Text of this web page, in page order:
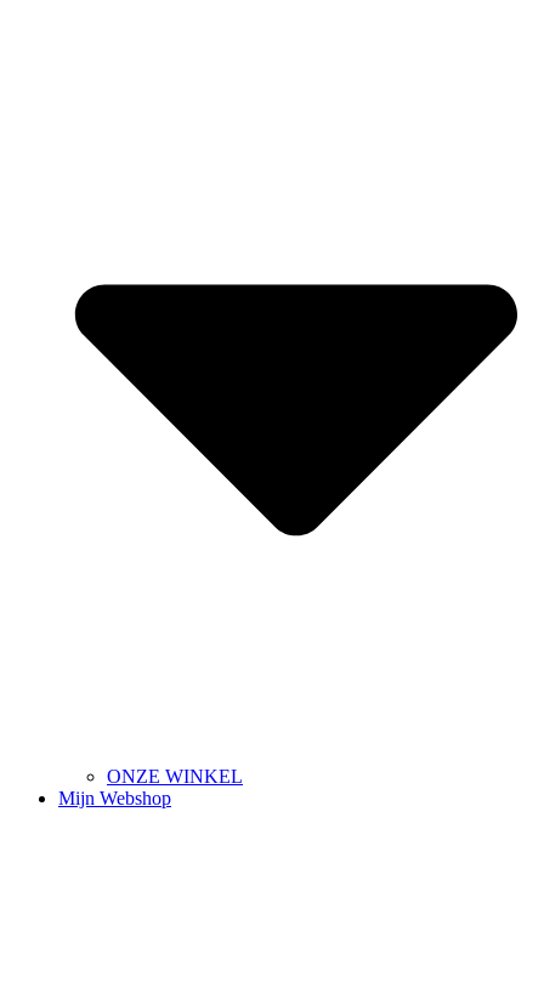
ONZE WINKEL
Mijn Webshop